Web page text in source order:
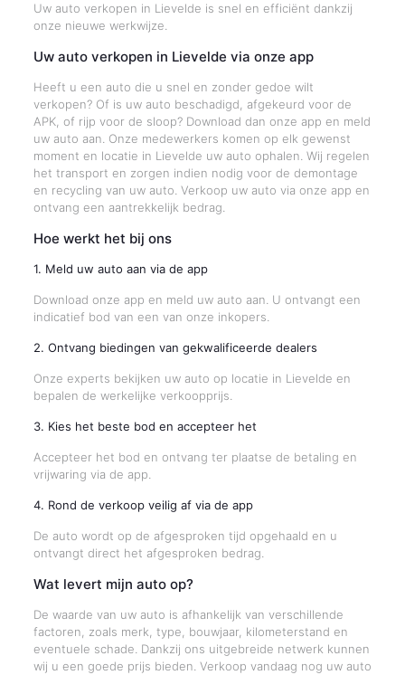
Uw auto verkopen in Lievelde is snel en efficiënt dankzij
onze nieuwe werkwijze.
Uw auto verkopen in Lievelde via onze app
Heeft u een auto die u snel en zonder gedoe wilt
verkopen? Of is uw auto beschadigd, afgekeurd voor de
APK, of rijp voor de sloop? Download dan onze app en meld
uw auto aan. Onze medewerkers komen op elk gewenst
moment en locatie in Lievelde uw auto ophalen. Wij regelen
het transport en zorgen indien nodig voor de demontage
en recycling van uw auto. Verkoop uw auto via onze app en
ontvang een aantrekkelijk bedrag.
Hoe werkt het bij ons
1. Meld uw auto aan via de app
Download onze app en meld uw auto aan. U ontvangt een
indicatief bod van een van onze inkopers.
2. Ontvang biedingen van gekwalificeerde dealers
Onze experts bekijken uw auto op locatie in Lievelde en
bepalen de werkelijke verkoopprijs.
3. Kies het beste bod en accepteer het
Accepteer het bod en ontvang ter plaatse de betaling en
vrijwaring via de app.
4. Rond de verkoop veilig af via de app
De auto wordt op de afgesproken tijd opgehaald en u
ontvangt direct het afgesproken bedrag.
Wat levert mijn auto op?
De waarde van uw auto is afhankelijk van verschillende
factoren, zoals merk, type, bouwjaar, kilometerstand en
eventuele schade. Dankzij ons uitgebreide netwerk kunnen
wij u een goede prijs bieden. Verkoop vandaag nog uw auto